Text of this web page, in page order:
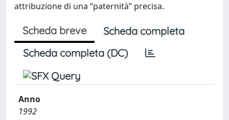
attribuzione di una “paternità” precisa.
Scheda breve
Scheda completa
Scheda completa (DC)
Anno
1992